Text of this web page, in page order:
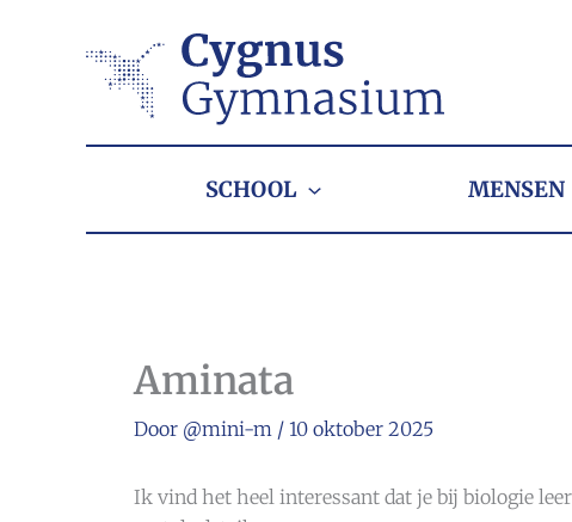
SCHOOL MENSEN
Aminata
Door @mini-m / 10 oktober 2025
Ik vind het heel interessant dat je bij biologie